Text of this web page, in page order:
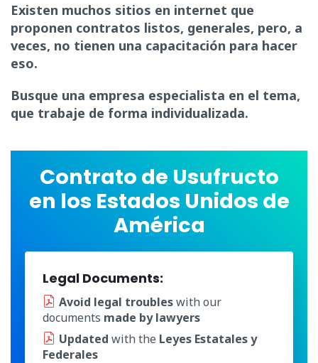
Existen muchos sitios en internet que
proponen contratos listos, generales, pero, a
veces, no tienen una capacitación para hacer
eso.
Busque una empresa especialista en el tema,
que trabaje de forma individualizada.
Contrato de Usufructo
en los Estados Unidos de
América
Legal Documents:
Avoid legal troubleswith our
documents made by lawyers
Updated with the Leyes Estatales y
Federales